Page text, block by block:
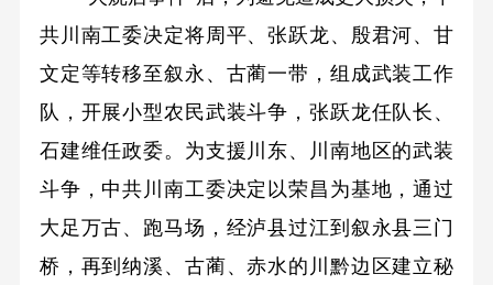
共川南工委决定将周平、张跃龙、殷君河、甘
文定等转移至叙永、古蔺一带，组成武装工作
队，开展小型农民武装斗争，张跃龙任队长、
石建维任政委。为支援川东、川南地区的武装
斗争，中共川南工委决定以荣昌为基地，通过
大足万古、跑马场，经泸县过江到叙永县三门
桥，再到纳溪、古蔺、赤水的川黔边区建立秘